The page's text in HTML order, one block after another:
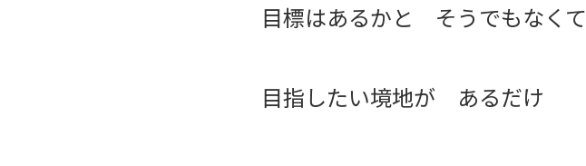
目標はあるかと そうでもなくて
目指したい境地が あるだけ